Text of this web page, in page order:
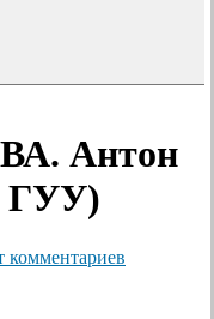
Антон
комментариев